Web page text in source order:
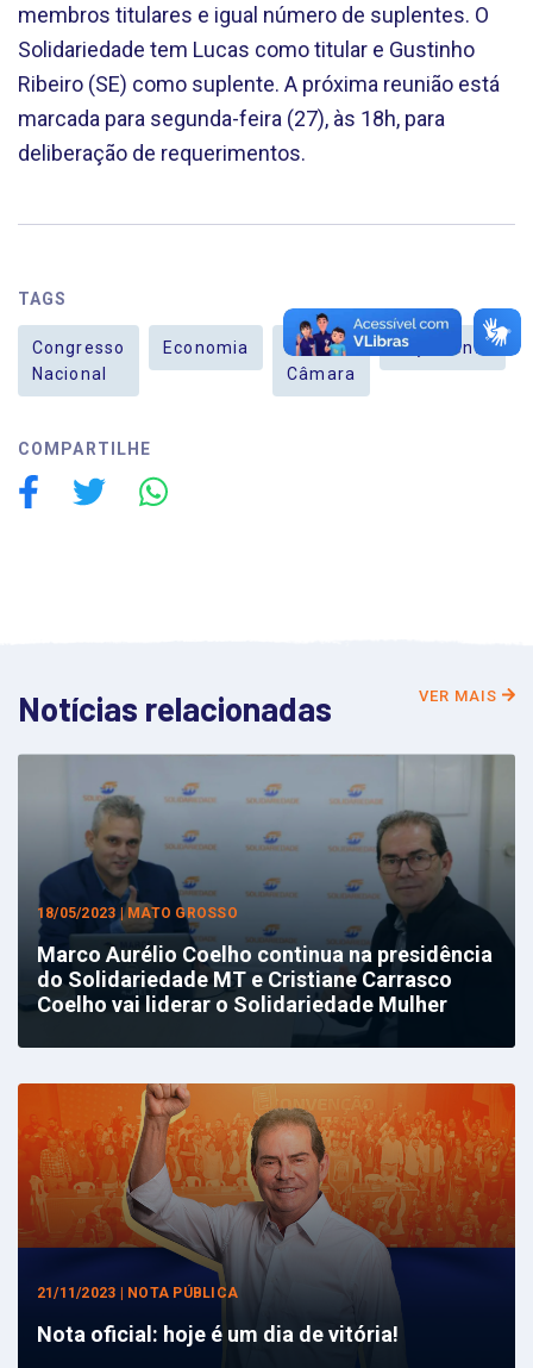
membros titulares e igual número de suplentes. O
Solidariedade tem Lucas como titular e Gustinho
Ribeiro (SE) como suplente. A próxima reunião está
marcada para segunda-feira (27), às 18h, para
deliberação de requerimentos.
TAGS
Congresso
Nacional
Economia
Na
Câmara
Orçamento
COMPARTILHE
Notícias relacionadas VER MAIS
18/05/2023 | MATO GROSSO
Marco Aurélio Coelho continua na presidência
do Solidariedade MT e Cristiane Carrasco
Coelho vai liderar o Solidariedade Mulher
21/11/2023 | NOTA PÚBLICA
Nota oficial: hoje é um dia de vitória!